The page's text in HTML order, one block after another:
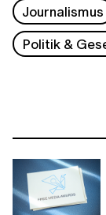
Journalismus
Politik &